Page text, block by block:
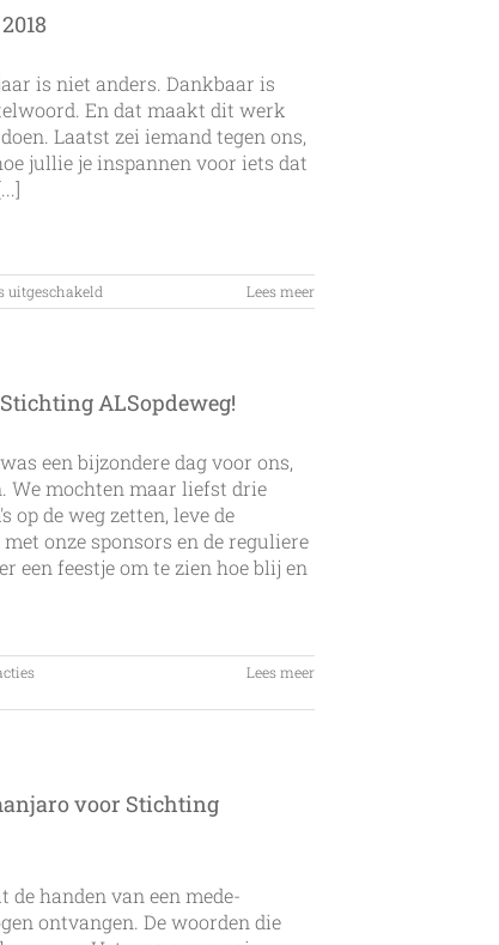
is niet anders. Dankbaar is
En dat maakt dit werk
Laatst zei iemand tegen ons,
jullie je inspannen voor iets dat
uitgeschakeld
Alweer
2018
Lees meer
ALSopdeweg!
een bijzondere dag voor ons,
We mochten maar liefst drie
op de weg zetten, leve de
onze sponsors en de reguliere
een feestje om te zien hoe blij en
Lees meer
voor Stichting
handen van een mede-
ontvangen. De woorden die